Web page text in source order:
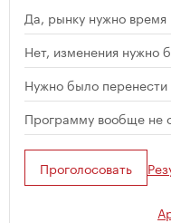
Да, рынку нужно
Нет, изменения нужно
Нужно было
Программу вообще не
Проголосовать